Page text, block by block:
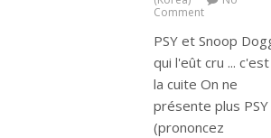
Comment
PSY et Snoop
qui l'eût cru ... c'est
la cuite On ne
présente plus PSY
(prononcez